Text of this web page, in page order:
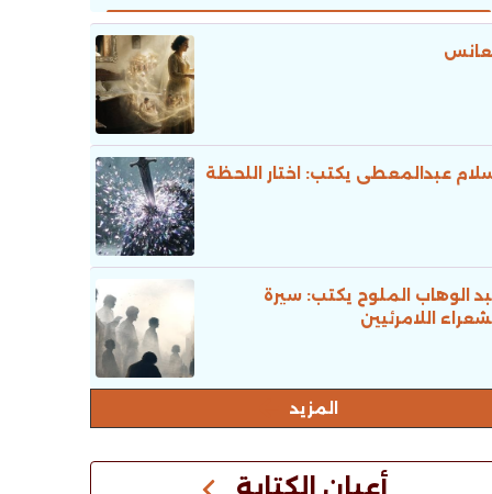
عبدالمعطى يكتب: اختار اللحظة
الوهاب الملوح يكتب: سيرة
اللامرئيين
المزيد
أعيان الكتابة